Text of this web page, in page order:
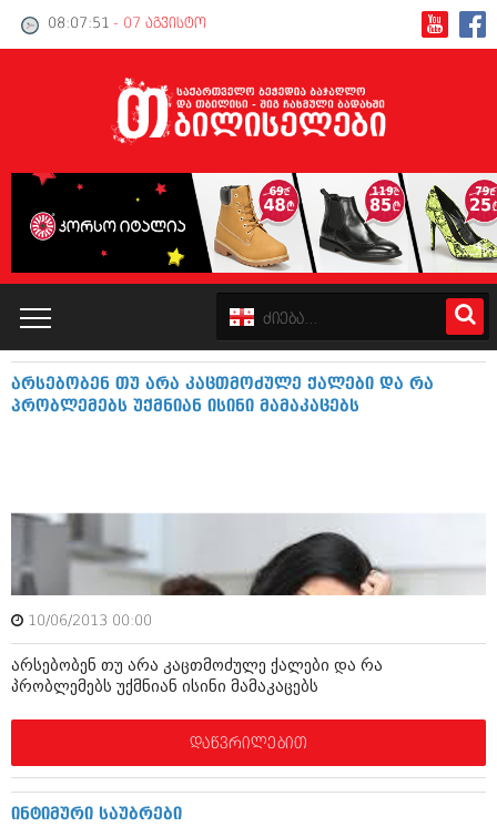
08:07:51 - 07 აგვისტო
ინტერვიუები
ამბები
საზოგადოება
მოდი, ვილაპარაკოთ
მოდა + დიზაინი
კატალოგი
საზოგადოება
მოდი, ვილაპარაკოთ
მოდა + დიზაინი
სპორტი
არსებობენ თუ არა კაცთმოძულე ქალები და რა
პრობლემებს უქმნიან ისინი მამაკაცებს
10/06/2013 00:00
არსებობენ თუ არა კაცთმოძულე ქალები და რა
პრობლემებს უქმნიან ისინი მამაკაცებს
დაწვრილებით
ინტიმური საუბრები